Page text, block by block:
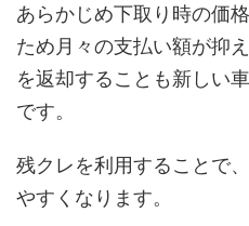
あらかじめ下取り時の価
ため月々の支払い額が抑
を返却することも新しい
です。
残クレを利用することで
やすくなります。